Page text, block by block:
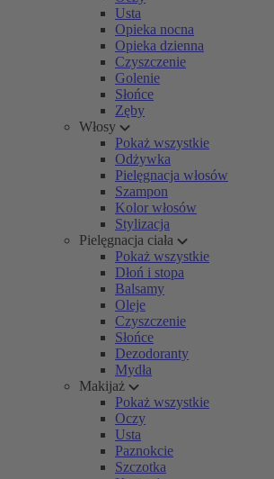
Usta
Opieka nocna
Opieka dzienna
Czyszczenie
Golenie
Słońce
Zęby
Włosy
Pokaż wszystkie
Odżywka
Pielęgnacja włosów
Szampon
Kolor włosów
Stylizacja
Pielęgnacja ciała
Pokaż wszystkie
Dłoń i stopa
Balsamy
Oleje
Czyszczenie
Słońce
Dezodoranty
Mydła
Makijaż
Pokaż wszystkie
Oczy
Usta
Paznokcie
Szczotka